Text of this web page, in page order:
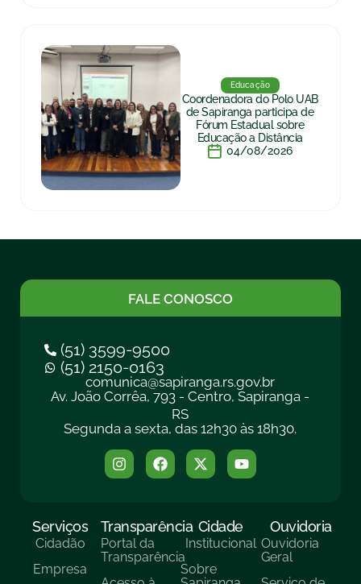
Educação
Coordenadora do Polo UAB
de Sapiranga participa de
Fórum Estadual sobre
Educação a Distância
04/08/2026
FALE CONOSCO
(51) 3599-9500
(51) 2150-0163
comunica@sapiranga.rs.gov.br
Av. João Corrêa, 793 - Centro, Sapiranga -
RS
Segunda a sexta, das 12h30 às 18h30.
Serviços
Cidadão
Empresa
Transparência
Portal da
Transparência
Cidade
Institucional
Sobre
Ouvidoria
Ouvidoria
Geral